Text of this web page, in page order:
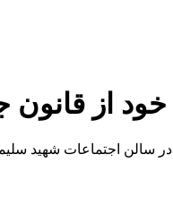
از قانون
اجتماعات شهید